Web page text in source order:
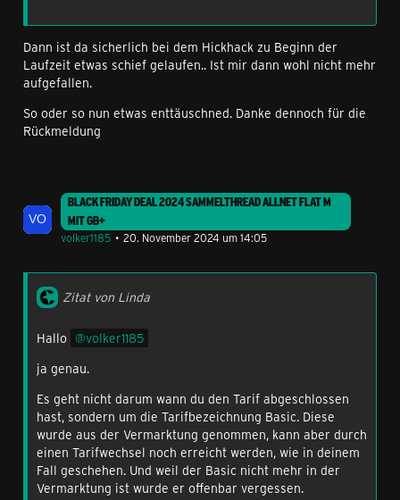
Dann ist da sicherlich bei dem Hickhack zu Beginn der
Laufzeit etwas schief gelaufen.. Ist mir dann wohl nicht mehr
aufgefallen.
So oder so nun etwas enttäuschned. Danke dennoch für die
Rückmeldung
BLACK FRIDAY DEAL 2024 SAMMELTHREAD ALLNET FLAT M
MIT GB+
volker1185
20. November 2024 um 14:05
Zitat von Linda
Hallo
volker1185
ja genau.
Es geht nicht darum wann du den Tarif abgeschlossen
hast, sondern um die Tarifbezeichnung Basic. Diese
wurde aus der Vermarktung genommen, kann aber durch
einen Tarifwechsel noch erreicht werden, wie in deinem
Fall geschehen. Und weil der Basic nicht mehr in der
Vermarktung ist wurde er offenbar vergessen.